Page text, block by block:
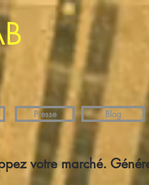
Presse Blog
votre marché.